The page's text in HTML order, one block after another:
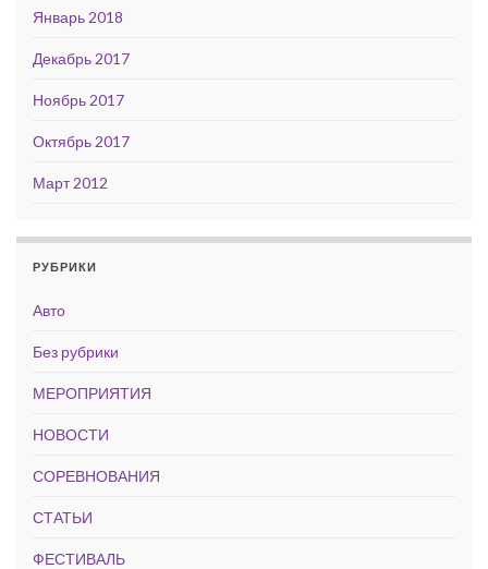
Январь 2018
Декабрь 2017
Ноябрь 2017
Октябрь 2017
Март 2012
РУБРИКИ
Авто
Без рубрики
МЕРОПРИЯТИЯ
НОВОСТИ
СОРЕВНОВАНИЯ
СТАТЬИ
ФЕСТИВАЛЬ